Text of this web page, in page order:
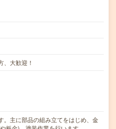
、大歓迎！
。主に部品の組み立てをはじめ、金